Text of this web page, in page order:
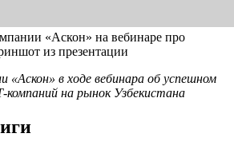
«Аскон» на вебинаре про
из презентации
«Аскон» в ходе вебинара об успешном
компаний на рынок Узбекистана